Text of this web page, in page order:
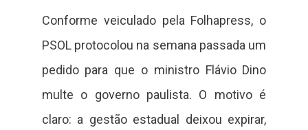
Conforme veiculado pela Folhapress, o
PSOL protocolou na semana passada um
pedido para que o ministro Flávio Dino
multe o governo paulista. O motivo é
claro: a gestão estadual deixou expirar,